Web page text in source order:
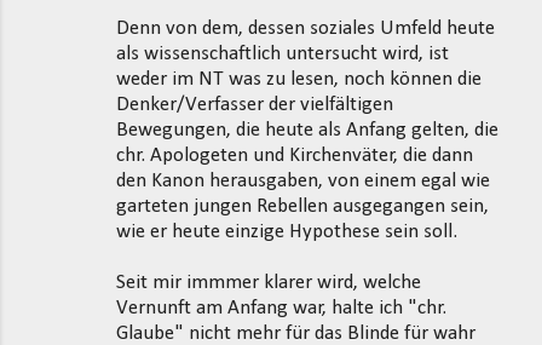
Denn von dem, dessen soziales Umfeld heute
als wissenschaftlich untersucht wird, ist
weder im NT was zu lesen, noch können die
Denker/Verfasser der vielfältigen
Bewegungen, die heute als Anfang gelten, die
chr. Apologeten und Kirchenväter, die dann
den Kanon herausgaben, von einem egal wie
garteten jungen Rebellen ausgegangen sein,
wie er heute einzige Hypothese sein soll.
Seit mir immmer klarer wird, welche
Vernunft am Anfang war, halte ich "chr.
Glaube" nicht mehr für das Blinde für wahr